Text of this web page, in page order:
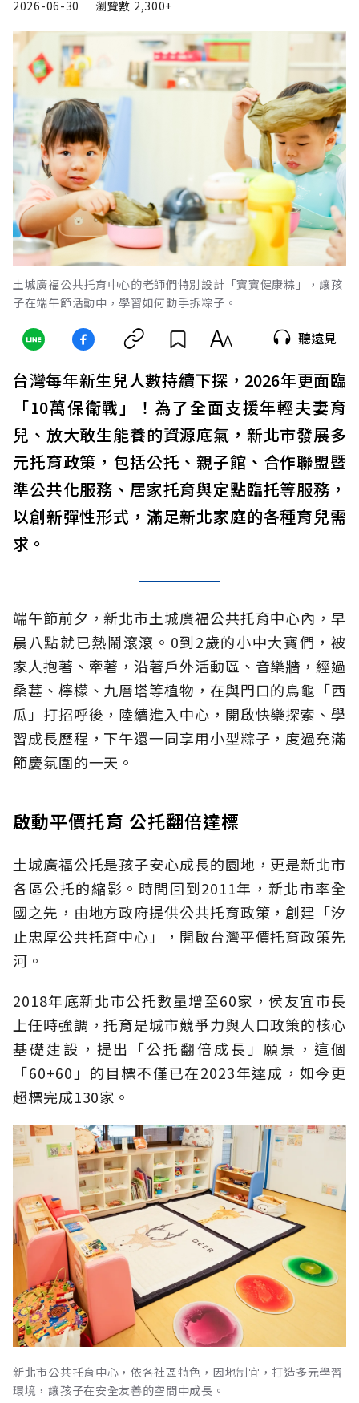
2026-06-30 瀏覽數 2,300+
土城廣福公共托育中心的老師們特別設計「寶寶健康粽」，讓孩
子在端午節活動中，學習如何動手拆粽子。
聽遠見
台灣每年新生兒人數持續下探，2026年更面臨
「10萬保衛戰」！為了全面支援年輕夫妻育
兒、放大敢生能養的資源底氣，新北市發展多
元托育政策，包括公托、親子館、合作聯盟暨
準公共化服務、居家托育與定點臨托等服務，
以創新彈性形式，滿足新北家庭的各種育兒需
求。
端午節前夕，新北市土城廣福公共托育中心內，早
晨八點就已熱鬧滾滾。0到2歲的小中大寶們，被
家人抱著、牽著，沿著戶外活動區、音樂牆，經過
桑葚、檸檬、九層塔等植物，在與門口的烏龜「西
瓜」打招呼後，陸續進入中心，開啟快樂探索、學
習成長歷程，下午還一同享用小型粽子，度過充滿
節慶氛圍的一天。
啟動平價托育 公托翻倍達標
土城廣福公托是孩子安心成長的園地，更是新北市
各區公托的縮影。時間回到2011年，新北市率全
國之先，由地方政府提供公共托育政策，創建「汐
止忠厚公共托育中心」，開啟台灣平價托育政策先
河。
2018年底新北市公托數量增至60家，侯友宜市長
上任時強調，托育是城市競爭力與人口政策的核心
基礎建設，提出「公托翻倍成長」願景，這個
「60+60」的目標不僅已在2023年達成，如今更
超標完成130家。
新北市公共托育中心，依各社區特色，因地制宜，打造多元學習
環境，讓孩子在安全友善的空間中成長。